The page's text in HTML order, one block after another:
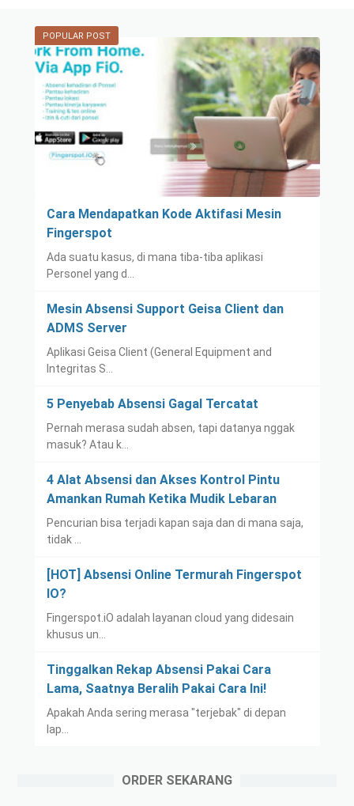
POPULAR POST
Cara Mendapatkan Kode Aktifasi Mesin
Fingerspot
Ada suatu kasus, di mana tiba-tiba aplikasi
Personel yang d…
Mesin Absensi Support Geisa Client dan
ADMS Server
Aplikasi Geisa Client (General Equipment and
Integritas S…
5 Penyebab Absensi Gagal Tercatat
Pernah merasa sudah absen, tapi datanya nggak
masuk? Atau k…
4 Alat Absensi dan Akses Kontrol Pintu
Amankan Rumah Ketika Mudik Lebaran
Pencurian bisa terjadi kapan saja dan di mana saja,
tidak …
[HOT] Absensi Online Termurah Fingerspot
IO?
Fingerspot.iO adalah layanan cloud yang didesain
khusus un…
Tinggalkan Rekap Absensi Pakai Cara
Lama, Saatnya Beralih Pakai Cara Ini!
Apakah Anda sering merasa "terjebak" di depan
lap…
ORDER SEKARANG